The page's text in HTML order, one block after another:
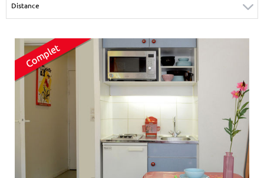
m² m²
Type de location
Colocation
Votre date d'entrée
Chercher